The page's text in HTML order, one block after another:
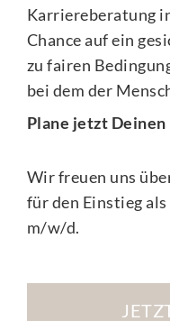
Karriereberatung
Chance auf ein
zu fairen
bei dem der
Plane jetzt
Wir freuen uns
für den Einstieg
m/w/d.